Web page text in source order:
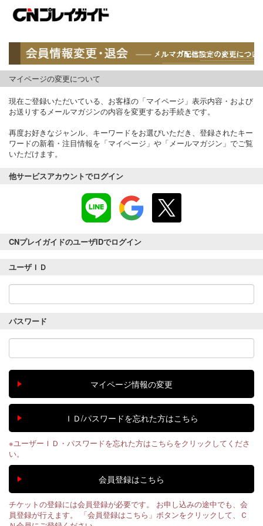
マイページの変更について
現在ご登録いただいている、お客様の「マイページ」表示内容・および
お送りするメールマガジンの内容を変更するお手続きです。
再度お好きなジャンル、キーワードをお選びいただき、登録されたキー
ワードの新着・注目情報を「マイページ」や「メールマガジン」でご覧
いただけます。
他サービスアカウントでログイン
CNプレイガイドのユーザIDでログイン
ユーザＩＤ
パスワード
※ユーザーＩＤ・パスワードを忘れた方はこちらをクリックしてくださ
い。
チケットの登録には会員登録が必要です。 お申し込みの途中でも、会
員登録が行えます。 「会員登録はこちら」ボタンをクリックして、Ｃ